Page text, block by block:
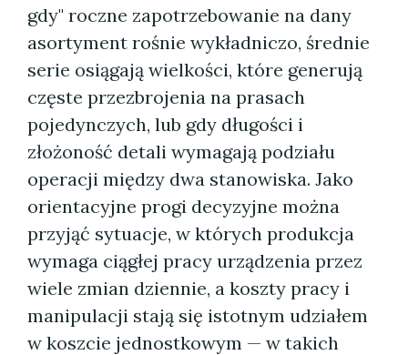
gdy" roczne zapotrzebowanie na dany
asortyment rośnie wykładniczo, średnie
serie osiągają wielkości, które generują
częste przezbrojenia na prasach
pojedynczych, lub gdy długości i
złożoność detali wymagają podziału
operacji między dwa stanowiska. Jako
orientacyjne progi decyzyjne można
przyjąć sytuacje, w których produkcja
wymaga ciągłej pracy urządzenia przez
wiele zmian dziennie, a koszty pracy i
manipulacji stają się istotnym udziałem
w koszcie jednostkowym — w takich